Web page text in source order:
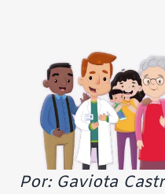
Por: Gaviota